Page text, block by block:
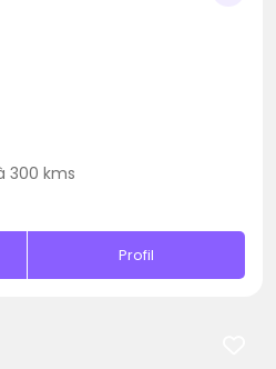
300 kms
Profil